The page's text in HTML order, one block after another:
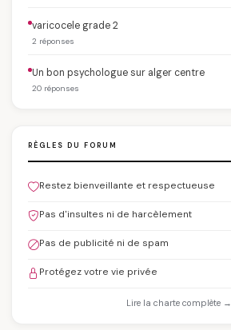
varicocele grade 2
2 réponses
Un bon psychologue sur alger centre
20 réponses
RÈGLES DU FORUM
Restez bienveillante et respectueuse
Pas d'insultes ni de harcèlement
Pas de publicité ni de spam
Protégez votre vie privée
Lire la charte complète →